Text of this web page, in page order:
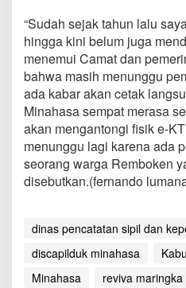
“Sudah sejak tahun lalu
hingga kini belum juga
menemui Camat dan
bahwa masih menunggu
ada kabar akan cetak
Minahasa sempat merasa
akan mengantongi fisik e-
menunggu lagi karena ada
seorang warga Remboken
disebutkan.(fernando
dinas pencatatan sipil dan
discapilduk minahasa
Minahasa
reviva maringka